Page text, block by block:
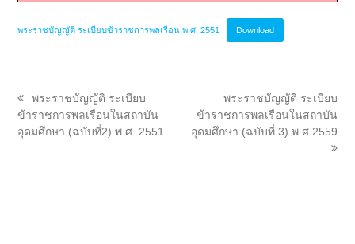
พระราชบัญญัติ ระเบียบข้าราชการพลเรือน พ.ศ. 2551 Download
previous
post:
พระราชบัญญัติ ระเบียบ
ข้าราชการพลเรือนในสถาบัน
อุดมศึกษา (ฉบับที่2) พ.ศ. 2551
next
post:
พระราชบัญญัติ ระเบียบ
ข้าราชการพลเรือนในสถาบัน
อุดมศึกษา (ฉบับที่ 3) พ.ศ.2559